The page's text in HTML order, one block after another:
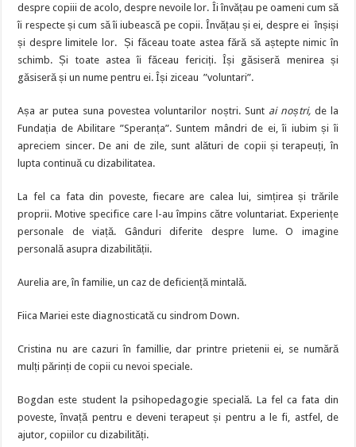
despre copiii de acolo, despre nevoile lor. Îi învățau pe oameni cum să
îi respecte și cum să îi iubească pe copii. Învățau și ei, despre ei înșiși
și despre limitele lor. Și făceau toate astea fără să aștepte nimic în
schimb. Și toate astea îi făceau fericiți. Își găsiseră menirea și
găsiseră și un nume pentru ei. Își ziceau ”voluntari”.
Așa ar putea suna povestea voluntarilor noștri. Sunt ai noștri,de la
Fundația de Abilitare ”Speranța”. Suntem mândri de ei, îi iubim și îi
apreciem sincer. De ani de zile, sunt alături de copii și terapeuți, în
lupta continuă cu dizabilitatea.
La fel ca fata din poveste, fiecare are calea lui, simțirea și trările
proprii. Motive specifice care l-au împins către voluntariat. Experiențe
personale de viață. Gânduri diferite despre lume. O imagine
personală asupra dizabilității.
Aurelia are, în familie, un caz de deficiență mintală.
Fiica Mariei este diagnosticată cu sindrom Down.
Cristina nu are cazuri în famillie, dar printre prietenii ei, se numără
mulți părinți de copii cu nevoi speciale.
Bogdan este student la psihopedagogie specială. La fel ca fata din
poveste, învață pentru e deveni terapeut și pentru a le fi, astfel, de
ajutor, copiilor cu dizabilități.